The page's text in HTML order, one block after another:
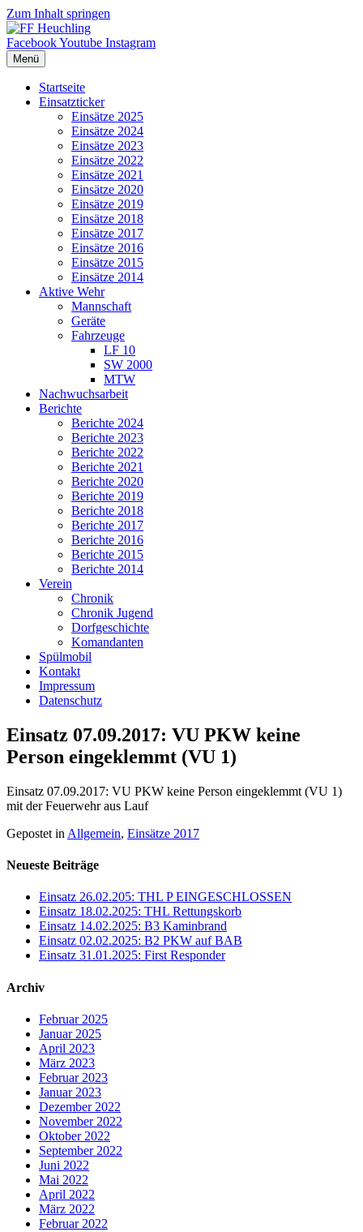
Zum Inhalt springen
FacebookYoutube Instagram
Menü
Startseite
Einsatzticker
Einsätze 2025
Einsätze 2024
Einsätze 2023
Einsätze 2022
Einsätze 2021
Einsätze 2020
Einsätze 2019
Einsätze 2018
Einsätze 2017
Einsätze 2016
Einsätze 2015
Einsätze 2014
Aktive Wehr
Mannschaft
Geräte
Fahrzeuge
LF 10
SW 2000
MTW
Nachwuchsarbeit
Berichte
Berichte 2024
Berichte 2023
Berichte 2022
Berichte 2021
Berichte 2020
Berichte 2019
Berichte 2018
Berichte 2017
Berichte 2016
Berichte 2015
Berichte 2014
Verein
Chronik
Chronik Jugend
Dorfgeschichte
Komandanten
Spülmobil
Kontakt
Impressum
Datenschutz
Einsatz 07.09.2017: VU PKW keine
Person eingeklemmt (VU 1)
Einsatz 07.09.2017: VU PKW keine Person eingeklemmt (VU 1)
mit der Feuerwehr aus Lauf
Gepostet in Allgemein, Einsätze 2017
Neueste Beiträge
Einsatz 26.02.205: THL P EINGESCHLOSSEN
Einsatz 18.02.2025: THL Rettungskorb
Einsatz 14.02.2025: B3 Kaminbrand
Einsatz 02.02.2025: B2 PKW auf BAB
Einsatz 31.01.2025: First Responder
Archiv
Februar 2025
Januar 2025
April 2023
März 2023
Februar 2023
Januar 2023
Dezember 2022
November 2022
Oktober 2022
September 2022
Juni 2022
Mai 2022
April 2022
März 2022
Februar 2022